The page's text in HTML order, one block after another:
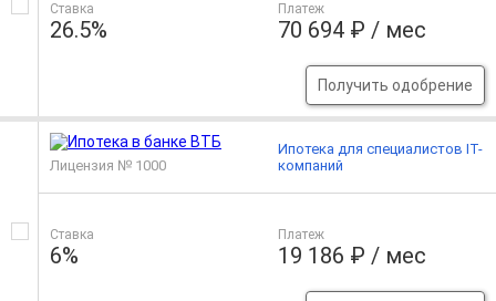
Ставка
26.5%
Платеж
70 694 ₽ / мес
Получить одобрение
Лицензия № 1000
Ставка
6%
Платеж
19 186 ₽ / мес
Ипотека для специалистов IT-
компаний